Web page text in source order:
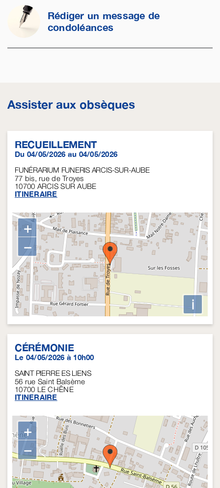
Rédiger un message de
condoléances
Assister aux obsèques
RECUEILLEMENT
Du 04/05/2026 au 04/05/2026
FUNÉRARIUM FUNERIS ARCIS-SUR-AUBE
77 bis, rue de Troyes
10700 ARCIS SUR AUBE
ITINERAIRE
+
−
i
CÉRÉMONIE
Le 04/05/2026 à 10h00
SAINT PIERRE ES LIENS
56 rue Saint Balsème
10700 LE CHÊNE
ITINERAIRE
+
−